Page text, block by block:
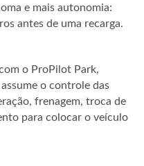
e mais autonomia:
antes de uma recarga.
o ProPilot Park,
o controle das
frenagem, troca de
para colocar o veículo